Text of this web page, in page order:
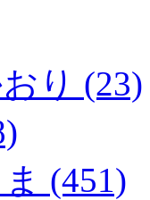
り (23)
(451)